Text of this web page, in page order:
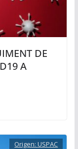
DE
A
Origen:USPAC